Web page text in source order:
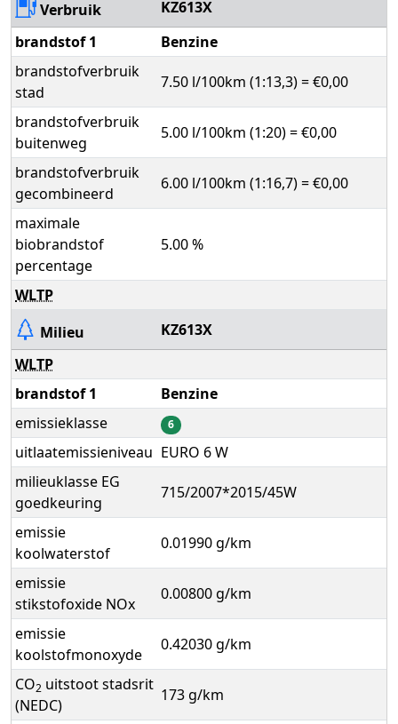
Verbruik
KZ613X
brandstof 1
Benzine
brandstofverbruik
stad
7.50 l/100km (1:13,3) = €0,00
brandstofverbruik
buitenweg
5.00 l/100km (1:20) = €0,00
brandstofverbruik
gecombineerd
6.00 l/100km (1:16,7) = €0,00
maximale
biobrandstof
percentage
5.00 %
WLTP
Milieu
KZ613X
WLTP
brandstof 1
Benzine
emissieklasse
6
uitlaatemissieniveau EURO 6 W
milieuklasse EG
goedkeuring
715/2007*2015/45W
emissie
koolwaterstof
0.01990 g/km
emissie
stikstofoxide NOx
0.00800 g/km
emissie
koolstofmonoxyde
0.42030 g/km
CO2 uitstoot stadsrit
(NEDC)
173 g/km